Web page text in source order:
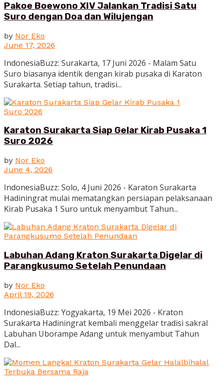
Pakoe Boewono XIV Jalankan Tradisi Satu
Suro dengan Doa dan Wilujengan
by Nor Eko
June 17, 2026
IndonesiaBuzz: Surakarta, 17 Juni 2026 - Malam Satu
Suro biasanya identik dengan kirab pusaka di Karaton
Surakarta. Setiap tahun, tradisi...
Karaton Surakarta Siap Gelar Kirab Pusaka 1
Suro 2026
by Nor Eko
June 4, 2026
IndonesiaBuzz: Solo, 4 Juni 2026 - Karaton Surakarta
Hadiningrat mulai mematangkan persiapan pelaksanaan
Kirab Pusaka 1 Suro untuk menyambut Tahun...
Labuhan Adang Kraton Surakarta Digelar di
Parangkusumo Setelah Penundaan
by Nor Eko
April 19, 2026
IndonesiaBuzz: Yogyakarta, 19 Mei 2026 - Kraton
Surakarta Hadiningrat kembali menggelar tradisi sakral
Labuhan Uborampe Adang untuk menyambut Tahun
Dal...